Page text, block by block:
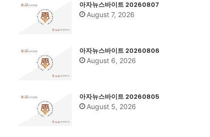
아자뉴스바이트 20260807
August 7, 2026
아자뉴스바이트 20260806
August 6, 2026
아자뉴스바이트 20260805
August 5, 2026